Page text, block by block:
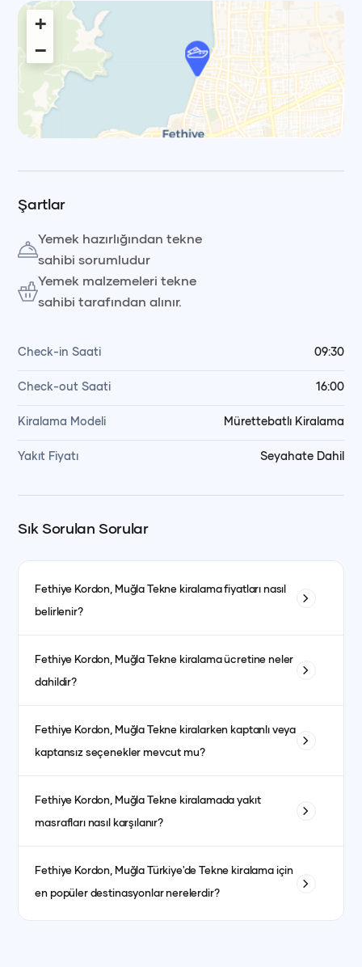
+
−
Şartlar
Yemek hazırlığından tekne
sahibi sorumludur
Yemek malzemeleri tekne
sahibi tarafından alınır.
Check-in Saati 09:30
Check-out Saati 16:00
Kiralama Modeli Mürettebatlı Kiralama
Yakıt Fiyatı Seyahate Dahil
Sık Sorulan Sorular
Fethiye Kordon, MuğlaTekne kiralama fiyatları nasıl
belirlenir?
ve bulunduğu bölgeye göre değişiklik gösterir. Ayrıca sezon
dönemleri de fiyatları etkiler. Yüksek sezonda fiyatlar daha
yüksek olurken, düşük sezonda daha avantajlı fiyatlarla
kiralama yapmak mümkündür.
Fethiye Kordon, MuğlaTekne kiralama ücretine neler
dahildir?
garson, yakıt, son temizlik ve limandan alma-bırakma
hizmetleri dahildir. Kumanya (yiyecek, içecek ve
atıştırmalıklar) ise fiyata dahil olmayıp misafirlerin tercihine
göre ayrıca planlanır.
Fethiye Kordon, MuğlaTekne kiralarken kaptanlı veya
kaptansız seçenekler mevcut mu?
bulunmaktadır. Kaptansız kiralama için yeterli denizcilik
tecrübesine sahip olmanız gerekmektedir.
Fethiye Kordon, MuğlaTekne kiralamada yakıt
masrafları nasıl karşılanır?
teknelerde fiyat ayrı olabilmektedir. her teknenin ilan detay
kısmında görebilirsiniz.
Fethiye Kordon, MuğlaTürkiye'de Tekne kiralama için
en popüler destinasyonlar nerelerdir?